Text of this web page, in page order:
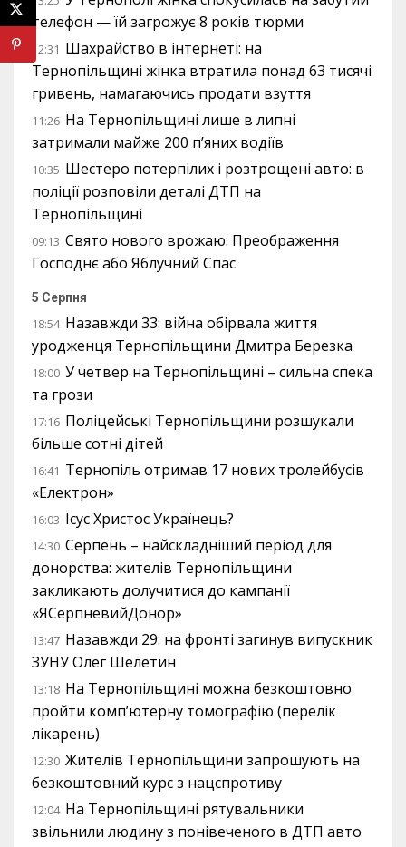
телефон — їй загрожує 8 років тюрми
12:31 Шахрайство в інтернеті: на
Тернопільщині жінка втратила понад 63 тисячі
гривень, намагаючись продати взуття
11:26 На Тернопільщині лише в липні
затримали майже 200 п’яних водіїв
10:35 Шестеро потерпілих і розтрощені авто: в
поліції розповіли деталі ДТП на
Тернопільщині
09:13 Свято нового врожаю: Преображення
Господнє або Яблучний Спас
5 Серпня
18:54 Назавжди 33: війна обірвала життя
уродженця Тернопільщини Дмитра Березка
18:00 У четвер на Тернопільщині – сильна спека
та грози
17:16 Поліцейські Тернопільщини розшукали
більше сотні дітей
16:41 Тернопіль отримав 17 нових тролейбусів
«Електрон»
16:03 Ісус Христос Українець?
14:30 Серпень – найскладніший період для
донорства: жителів Тернопільщини
закликають долучитися до кампанії
«ЯСерпневийДонор»
13:47 Назавжди 29: на фронті загинув випускник
ЗУНУ Олег Шелетин
13:18 На Тернопільщині можна безкоштовно
пройти комп’ютерну томографію (перелік
лікарень)
12:30 Жителів Тернопільщини запрошують на
безкоштовний курс з нацспротиву
12:04 На Тернопільщині рятувальники
звільнили людину з понівеченого в ДТП авто